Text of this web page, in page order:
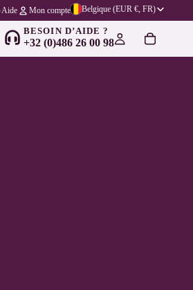
Aide Mon compte Belgique (EUR €, FR)
BESOIN D’AIDE ?
+32 (0)486 26 00 98